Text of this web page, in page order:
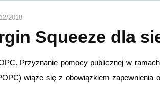
2018
Squeeze dla
Przyznanie pomocy publicznej w
wiąże się z obowiązkiem zapewnienia